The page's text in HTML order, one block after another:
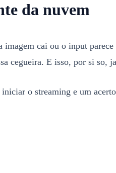
da nuvem
cai ou o input
cegueira. E isso, por si so,
o streaming e um